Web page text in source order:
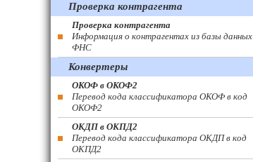
Проверка контрагента
Проверка контрагента
Информация о контрагентах из базы данных
ФНС
Конвертеры
ОКОФ в ОКОФ2
Перевод кода классификатора ОКОФ в код
ОКОФ2
ОКДП в ОКПД2
Перевод кода классификатора ОКДП в код
ОКПД2